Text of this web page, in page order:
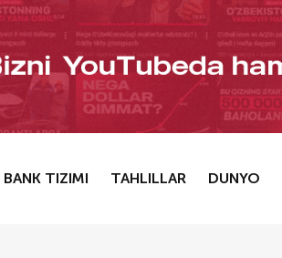
BANK TIZIMI TAHLILLAR DUNYO